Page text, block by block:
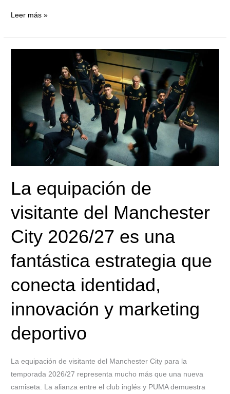
Leer más »
La equipación de
visitante del Manchester
City 2026/27 es una
fantástica estrategia que
conecta identidad,
innovación y marketing
deportivo
La equipación de visitante del Manchester City para la
temporada 2026/27 representa mucho más que una nueva
camiseta. La alianza entre el club inglés y PUMA demuestra
visitante
Manchester
2026/27
fantástica
estrategia
que
conecta
identidad,
innovación
y
deportivo